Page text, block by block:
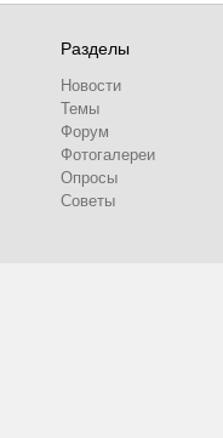
Разделы
Новости
Темы
Форум
Фотогалереи
Опросы
Советы